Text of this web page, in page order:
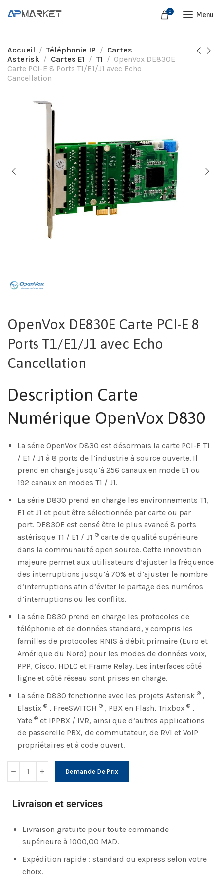
0 Menu
Accueil Téléphonie IP
Cartes
Asterisk
Cartes E1 T1
OpenVox DE830E
Carte PCI-E 8 Ports T1/E1/J1 avec Echo
Cancellation
OpenVox DE830E Carte PCI-E 8
Ports T1/E1/J1 avec Echo
Cancellation
Description Carte
Numérique OpenVox D830
La série OpenVox D830 est désormais la carte PCI-E T1
/ E1 / J1 à 8 ports de l’industrie à source ouverte. Il
prend en charge jusqu’à 256 canaux en mode E1 ou
192 canaux en modes T1 / J1.
La série D830 prend en charge les environnements T1,
E1 et J1 et peut être sélectionnée par carte ou par
port. DE830E est censé être le plus avancé 8 ports
astérisque T1 / E1 / J1 ® carte de qualité supérieure
dans la communauté open source. Cette innovation
majeure permet aux utilisateurs d’ajuster la fréquence
des interruptions jusqu’à 70% et d’ajuster le nombre
d’interruptions afin d’éviter le partage des numéros
d’interruptions ou les conflits.
La série D830 prend en charge les protocoles de
téléphonie et de données standard, y compris les
familles de protocoles RNIS à débit primaire (Euro et
Amérique du Nord) pour les modes de données voix,
PPP, Cisco, HDLC et Frame Relay. Les interfaces côté
ligne et côté réseau sont prises en charge.
La série D830 fonctionne avec les projets Asterisk ® ,
Elastix ® , FreeSWITCH ® , PBX en Flash, Trixbox ® ,
Yate ® et IPPBX / IVR, ainsi que d’autres applications
de passerelle PBX, de commutateur, de RVI et VoIP
propriétaires et à code ouvert.
Demande De Prix
Livraison et services
Livraison gratuite pour toute commande
supérieure à 1000,00 MAD.
Expédition rapide : standard ou express selon votre
choix.